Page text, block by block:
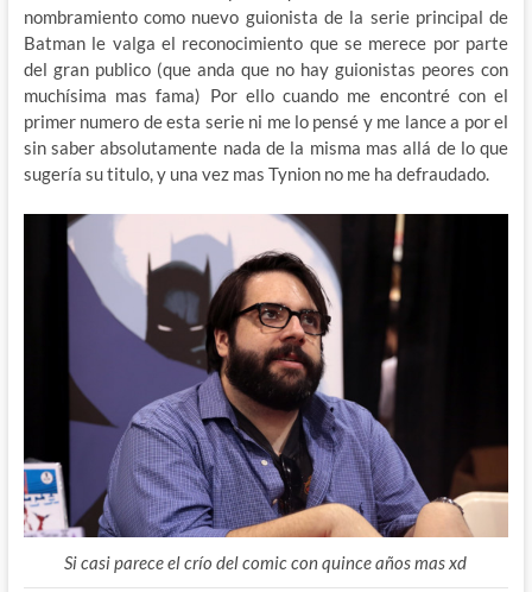
nombramiento como nuevo guionista de la serie principal de
Batman le valga el reconocimiento que se merece por parte
del gran publico (que anda que no hay guionistas peores con
muchísima mas fama) Por ello cuando me encontré con el
primer numero de esta serie ni me lo pensé y me lance a por el
sin saber absolutamente nada de la misma mas allá de lo que
sugería su titulo, y una vez mas Tynion no me ha defraudado.
Si casi parece el crío del comic con quince años mas xd